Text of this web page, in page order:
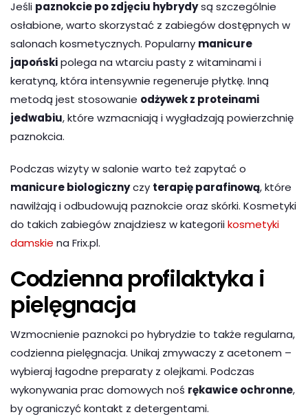
Jeśli paznokcie po zdjęciu hybrydysą szczególnie
osłabione, warto skorzystać z zabiegów dostępnych w
salonach kosmetycznych. Popularny manicure
japońskipolega na wtarciu pasty z witaminami i
keratyną, która intensywnie regeneruje płytkę. Inną
metodą jest stosowanie odżywek z proteinami
jedwabiu, które wzmacniają i wygładzają powierzchnię
paznokcia.
Podczas wizyty w salonie warto też zapytać o
manicure biologicznyczy terapię parafinową, które
nawilżają i odbudowują paznokcie oraz skórki. Kosmetyki
do takich zabiegów znajdziesz w kategoriikosmetyki
damskie na Frix.pl.
Codzienna profilaktyka i
pielęgnacja
Wzmocnienie paznokci po hybrydzie to także regularna,
codzienna pielęgnacja. Unikaj zmywaczy z acetonem –
wybieraj łagodne preparaty z olejkami. Podczas
wykonywania prac domowych noś rękawice ochronne,
by ograniczyć kontakt z detergentami.